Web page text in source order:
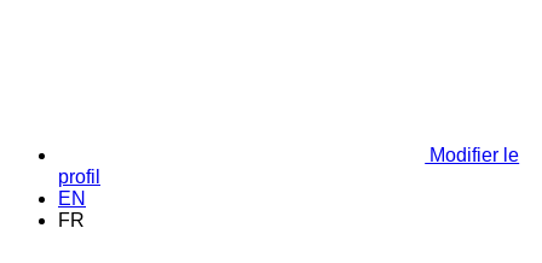
Modifier le
profil
EN
FR